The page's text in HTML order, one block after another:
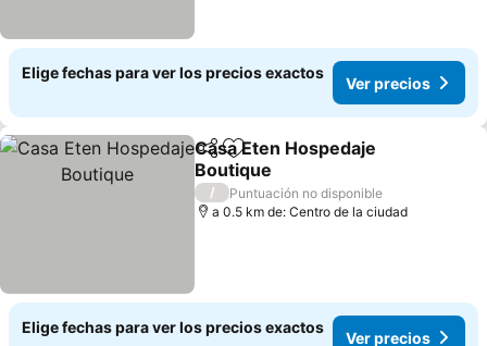
Elige fechas para ver los precios exactos
Ver precios
CompartirAgregar a favoritos
Casa Eten Hospedaje
Boutique
Ver precios
/
Puntuación no disponible
a 0.5 km de: Centro de la ciudad
Elige fechas para ver los precios exactos
Ver precios